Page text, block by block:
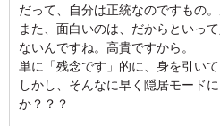
だって、自分は正統なのですもの
また、面白いのは、だからといっ
ないんですね。高貴ですから。
単に「残念です」的に、身を引いて
しかし、そんなに早く隠居モード
か？？？